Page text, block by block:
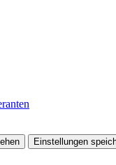
Einstellungen